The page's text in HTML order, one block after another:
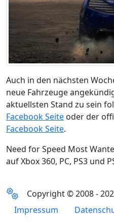
Auch in den nächsten
neue Fahrzeuge
aktuellsten Stand zu sein
Facebook Seite oder der
Facebook Seite.
Need for Speed Most
auf Xbox 360, PC, PS3 und
Copyright © 2008 -
Impressum